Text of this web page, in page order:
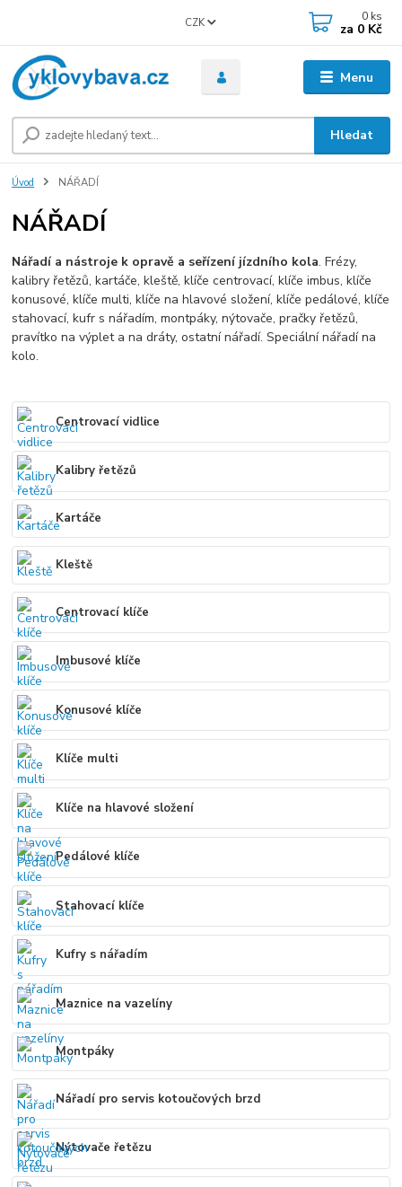
Menu
CZK
Hledat
0 ks
za 0 Kč
Úvod NÁŘADÍ
NÁŘADÍ
Nářadí a nástroje k opravě a seřízení jízdního kola. Frézy,
kalibry řetězů, kartáče, kleště, klíče centrovací, klíče imbus, klíče
konusové, klíče multi, klíče na hlavové složení, klíče pedálové, klíče
stahovací, kufr s nářadím, montpáky, nýtovače, pračky řetězů,
pravítko na výplet a na dráty, ostatní nářadí. Speciální nářadí na
kolo.
Centrovací vidlice
Kalibry řetězů
Kartáče
Kleště
Centrovací klíče
Imbusové klíče
Konusové klíče
Klíče multi
Klíče na hlavové složení
Pedálové klíče
Stahovací klíče
Kufry s nářadím
Maznice na vazelíny
Montpáky
Nářadí pro servis kotoučových brzd
Nýtovače řetězu